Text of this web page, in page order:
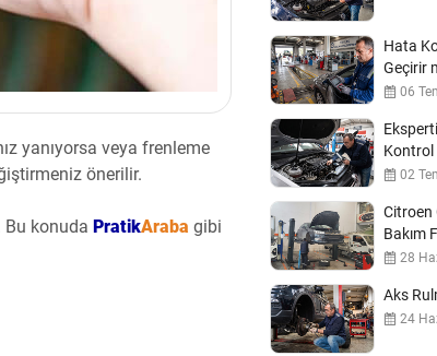
yanıyorsa veya frenleme
önerilir.
Bu konuda PratikAraba gibi
Hata
Geçirir
06
Kontrol
02
Citroen
Bakım
28
Aks
24